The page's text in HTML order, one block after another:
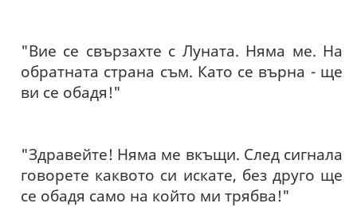
"Вие се свързахте с Луната. Няма ме. На
обратната страна съм. Като се върна - ще
ви се обадя!"
"Здравейте! Няма ме вкъщи. След сигнала
говорете каквото си искате, без друго ще
се обадя само на който ми трябва!"